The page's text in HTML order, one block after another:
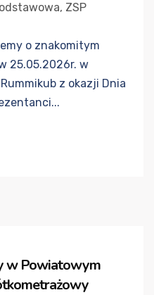
, ZSP
o znakomitym
25.05.2026r. w
z okazji Dnia
w Powiatowym